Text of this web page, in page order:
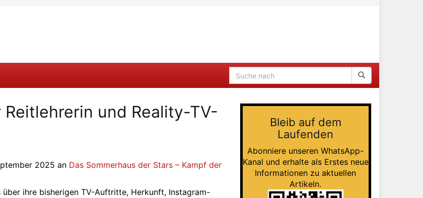
und Reality-TV-
2025 an Das Sommerhaus der Stars – Kampf der
ihre bisherigen TV-Auftritte, Herkunft, Instagram-
Bleib auf dem
Laufenden
Abonniere unseren WhatsApp-
Kanal und erhalte als Erstes neue
Informationen zu aktuellen
Artikeln.